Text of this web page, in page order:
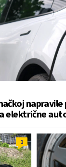
napravile
električne
1